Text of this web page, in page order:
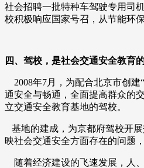
社会招聘一批特种车驾驶专用司
校积极响应国家号召，从节能环
四、驾校，是社会交通安全教育
2008年7月，为配合北京市创建
通安全与畅通，全面提高群众的
立交通安全教育基地的驾校。
基地的建成，为京都府驾校开
映社会交通安全方面存在的问题
随着经济建设的飞速发展，人